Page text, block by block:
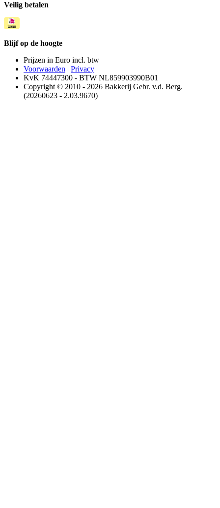
Veilig betalen
Blijf op de hoogte
Prijzen in Euro incl. btw
Voorwaarden | Privacy
KvK 74447300 - BTW NL859903990B01
Copyright © 2010 - 2026 Bakkerij Gebr. v.d. Berg.
(20260623 - 2.03.9670)